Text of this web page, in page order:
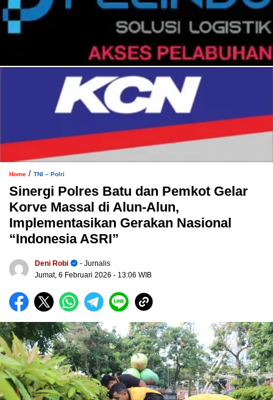
Home / TNI – Polri
Sinergi Polres Batu dan Pemkot Gelar
Korve Massal di Alun-Alun,
Implementasikan Gerakan Nasional
“Indonesia ASRI”
Deni Robi
- Jurnalis
Jumat, 6 Februari 2026 - 13:06 WIB